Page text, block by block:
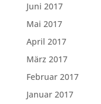
Juni 2017
Mai 2017
April 2017
März 2017
Februar 2017
Januar 2017